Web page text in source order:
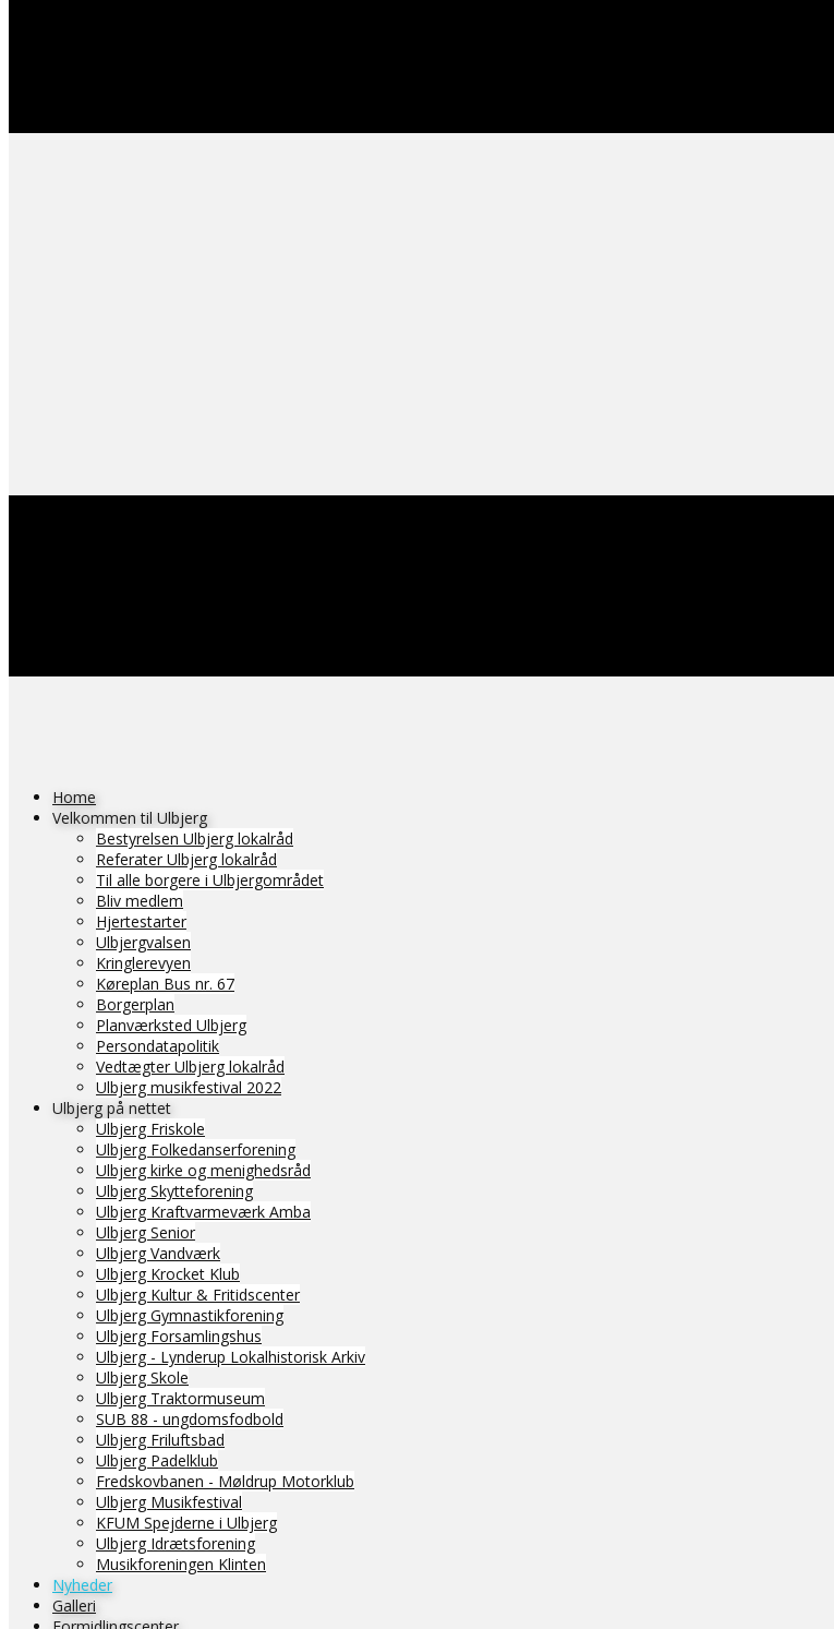
Home
Velkommen til Ulbjerg
Bestyrelsen Ulbjerg lokalråd
Referater Ulbjerg lokalråd
Til alle borgere i Ulbjergområdet
Bliv medlem
Hjertestarter
Ulbjergvalsen
Kringlerevyen
Køreplan Bus nr. 67
Borgerplan
Planværksted Ulbjerg
Persondatapolitik
Vedtægter Ulbjerg lokalråd
Ulbjerg musikfestival 2022
Ulbjerg på nettet
Ulbjerg Friskole
Ulbjerg Folkedanserforening
Ulbjerg kirke og menighedsråd
Ulbjerg Skytteforening
Ulbjerg Kraftvarmeværk Amba
Ulbjerg Senior
Ulbjerg Vandværk
Ulbjerg Krocket Klub
Ulbjerg Kultur & Fritidscenter
Ulbjerg Gymnastikforening
Ulbjerg Forsamlingshus
Ulbjerg - Lynderup Lokalhistorisk Arkiv
Ulbjerg Skole
Ulbjerg Traktormuseum
SUB 88 - ungdomsfodbold
Ulbjerg Friluftsbad
Ulbjerg Padelklub
Fredskovbanen - Møldrup Motorklub
Ulbjerg Musikfestival
KFUM Spejderne i Ulbjerg
Ulbjerg Idrætsforening
Musikforeningen Klinten
Nyheder
Galleri